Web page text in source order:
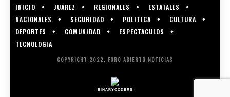
INICIO JUAREZ REGIONALES
ESTATALES
NACIONALES
SEGURIDAD POLITICA
CULTURA
DEPORTES
COMUNIDAD
ESPECTACULOS
TECNOLOGIA
COPYRIGHT 2022, FORO ABIERTO NOTICIAS
BINARYCODERS